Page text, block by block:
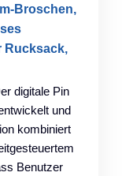
Broschen,
Rucksack,
digitale Pin
und
kombiniert
Benutzer